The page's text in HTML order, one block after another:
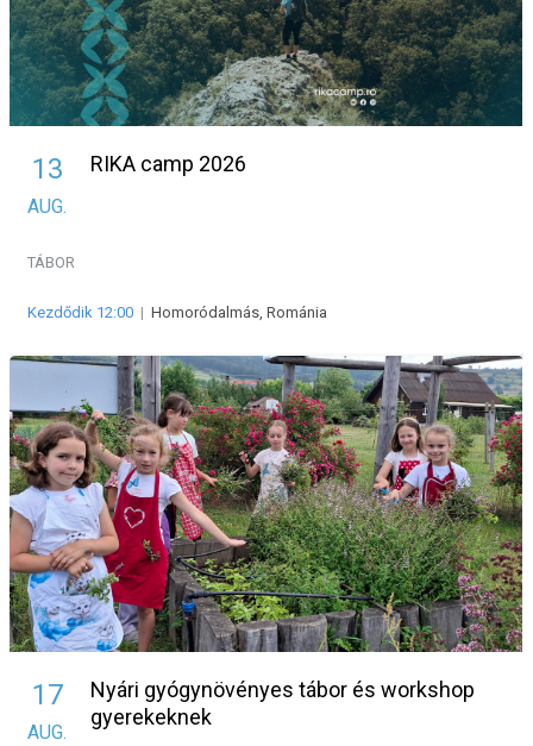
13
AUG.
RIKA camp 2026
TÁBOR
Kezdődik 12:00 | Homoródalmás, Románia
17
AUG.
Nyári gyógynövényes tábor és workshop
gyerekeknek